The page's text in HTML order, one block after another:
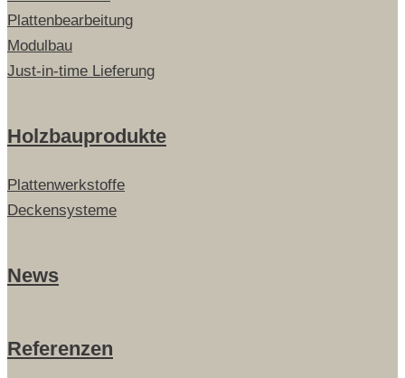
Plattenbearbeitung
Modulbau
Just-in-time Lieferung
Holzbauprodukte
Plattenwerkstoffe
Deckensysteme
News
Referenzen